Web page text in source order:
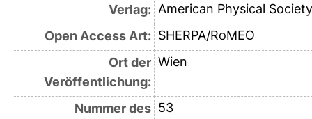
Verlag: American Physical Society
Open Access Art: SHERPA/RoMEO
Ort der
Veröffentlichung:
Wien
Nummer des 53